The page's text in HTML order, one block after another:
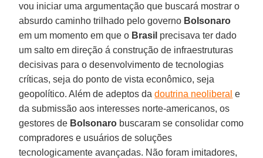
vou iniciar uma argumentação que buscará mostrar o
absurdo caminho trilhado pelo governo Bolsonaro
em um momento em que o Brasil precisava ter dado
um salto em direção á construção de infraestruturas
decisivas para o desenvolvimento de tecnologias
críticas, seja do ponto de vista econômico, seja
geopolítico. Além de adeptos dadoutrina neoliberal e
da submissão aos interesses norte-americanos, os
gestores de Bolsonaro buscaram se consolidar como
compradores e usuários de soluções
tecnologicamente avançadas. Não foram imitadores,